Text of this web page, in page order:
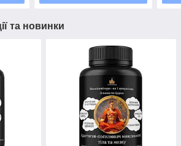
та новинки